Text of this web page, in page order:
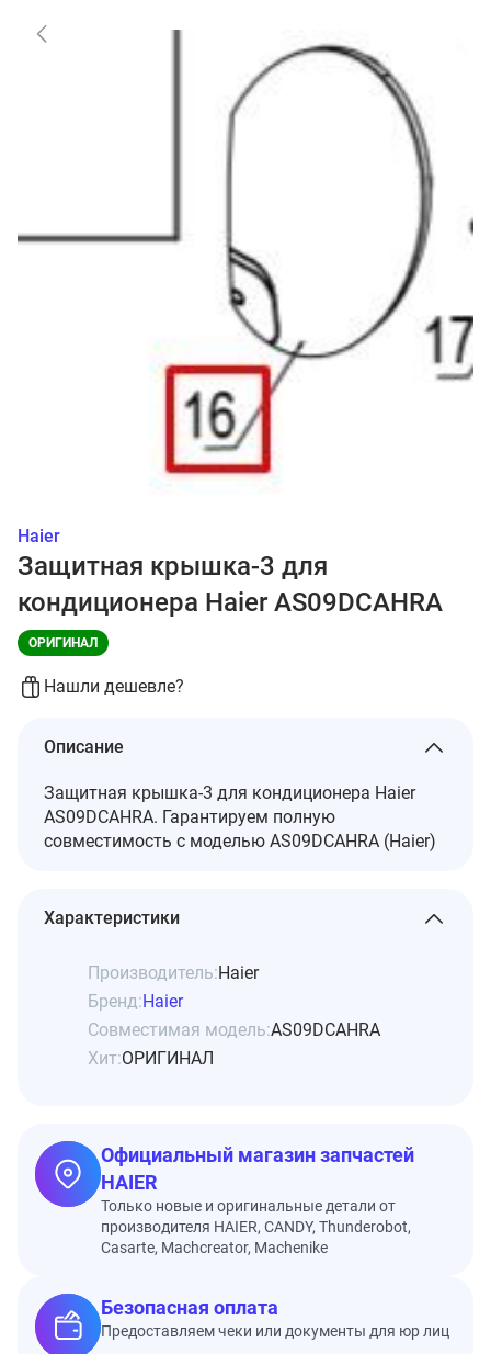
Haier
Защитная крышка-3 для
кондиционера Haier AS09DCAHRA
ОРИГИНАЛ
Нашли дешевле?
Описание
Защитная крышка-3 для кондиционера Haier
AS09DCAHRA. Гарантируем полную
совместимость с моделью AS09DCAHRA (Haier)
Характеристики
Производитель:Haier
Бренд:Haier
Совместимая модель:AS09DCAHRA
Хит:ОРИГИНАЛ
Официальный магазин запчастей
HAIER
Только новые и оригинальные детали от
производителя HAIER, CANDY, Thunderobot,
Casarte, Machcreator, Machenike
Безопасная оплата
Предоставляем чеки или документы для юр лиц